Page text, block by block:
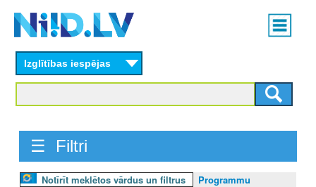
content
Main
menu
Izglītības iespējas
☰ Filtri
Notīrīt meklētos vārdus un filtrus
Programmu